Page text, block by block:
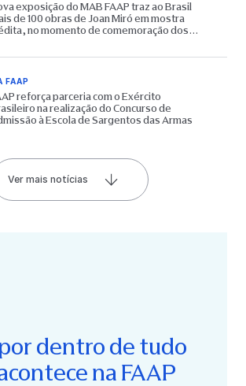
exposição do MAB FAAP traz ao Brasil
de 100 obras de Joan Miró em mostra
no momento de comemoração dos
FAAP
reforça parceria com o Exército
na realização do Concurso de
à Escola de Sargentos das Armas
Ver mais notícias
dentro de tudo
na FAAP